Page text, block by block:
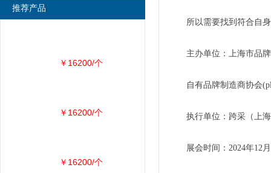
所以需要找到符合自
主办单位：上海市品
自有品牌制造商协会
执行单位：跨采（上
展会时间：2024年12
推荐产品
￥16200/个
￥16200/个
￥16200/个